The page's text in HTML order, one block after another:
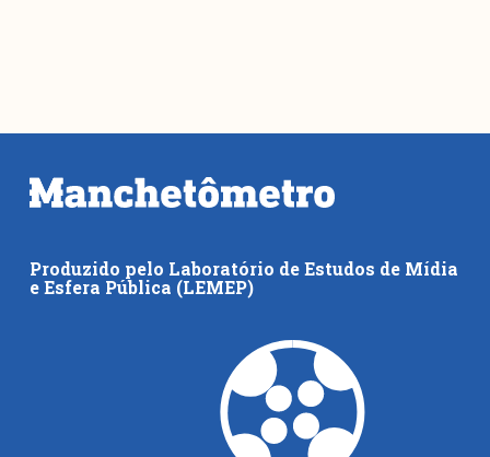
Produzido pelo Laboratório de Estudos de Mídia
e Esfera Pública (LEMEP)